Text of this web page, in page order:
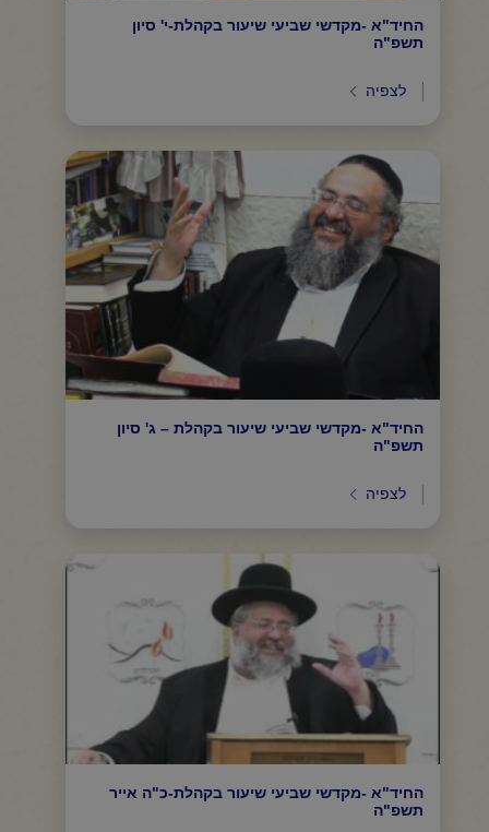
החיד"א -מקדשי שביעי שיעור בקהלת-י' סיון
תשפ"ה
לצפיה
החיד"א -מקדשי שביעי שיעור בקהלת – ג' סיון
תשפ"ה
לצפיה
החיד"א -מקדשי שביעי שיעור בקהלת-כ"ה אייר
תשפ"ה